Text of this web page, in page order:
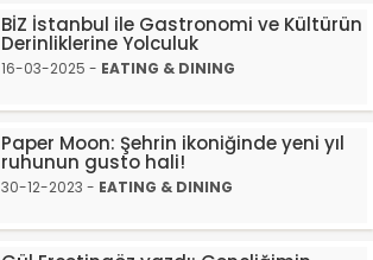
BİZ İstanbul ile Gastronomi ve Kültürün
Derinliklerine Yolculuk
16-03-2025 - EATING & DINING
Paper Moon: Şehrin ikoniğinde yeni yıl
ruhunun gusto hali!
30-12-2023 - EATING & DINING